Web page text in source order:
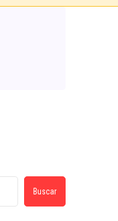
Buscar